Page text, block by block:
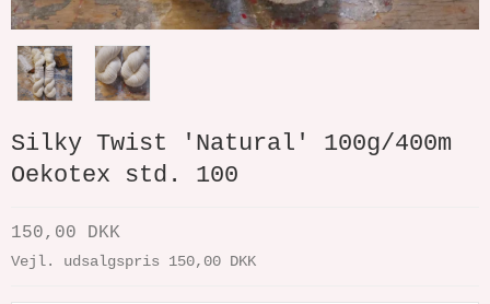
Silky Twist 'Natural' 100g/400m
Oekotex std. 100
150,00 DKK
Vejl. udsalgspris 150,00 DKK